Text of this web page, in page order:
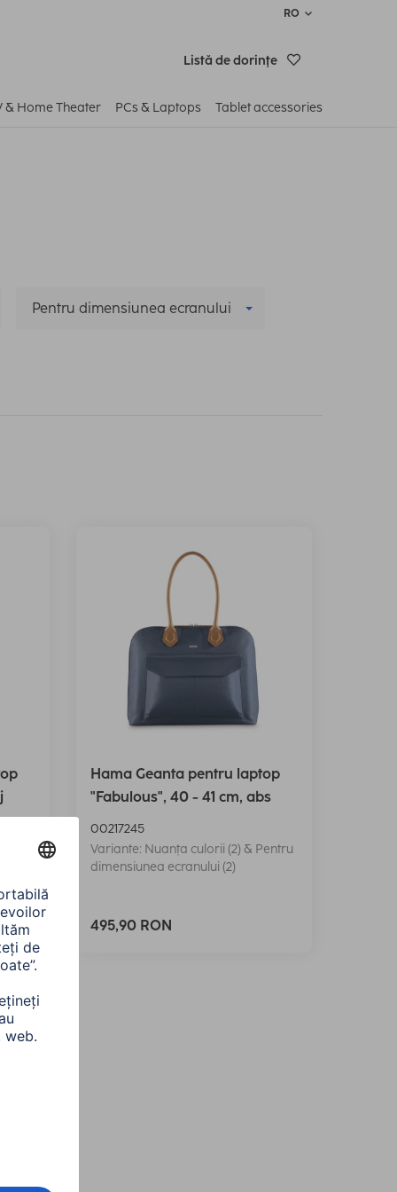
RO
Listă de dorinţe
& Home Theater PCs & Laptops Tablet accessories
Pentru dimensiunea ecranului
Hama Geanta pentru laptop
"Fabulous", 40 - 41 cm, abs
00217245
Variante: Nuanța culorii (2) & Pentru
dimensiunea ecranului (2)
495,90 RON